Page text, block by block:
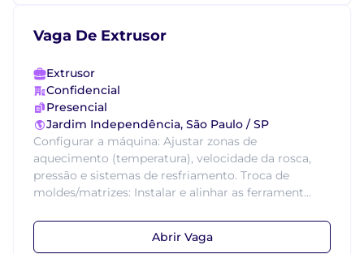
Vaga De Extrusor
Extrusor
Confidencial
Presencial
Jardim Independência, São Paulo / SP
Configurar a máquina: Ajustar zonas de
aquecimento (temperatura), velocidade da rosca,
pressão e sistemas de resfriamento. Troca de
moldes/matrizes: Instalar e alinhar as ferrament...
Abrir Vaga